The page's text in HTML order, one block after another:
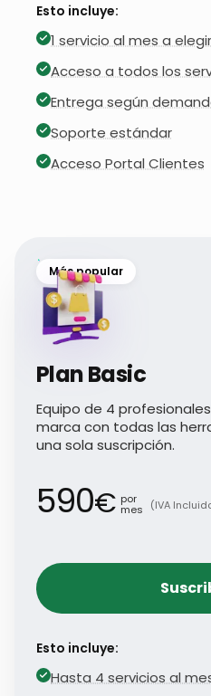
Esto incluye:
1 servicio al mes a elegir
Acceso a todos los
Entrega según
Soporte estándar
Acceso Portal Clientes
Más popular
Plan Basic
Equipo de 4
marca con todas las
una sola suscripción.
590€ por
mes (IVA
Esto incluye:
Hasta 4 servicios al